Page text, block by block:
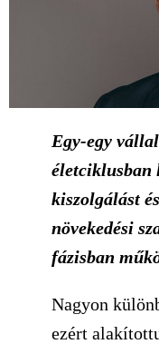
Egy-egy
életciklusban
kiszolgálást
növekedési
fázisban
Nagyon
ezért